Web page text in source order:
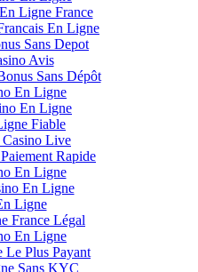
Ligne France
En Ligne
Sans Depot
Avis
Sans Dépôt
En Ligne
En Ligne
Fiable
Live
Rapide
En Ligne
En Ligne
Ligne
France Légal
En Ligne
Le Plus Payant
Sans KYC